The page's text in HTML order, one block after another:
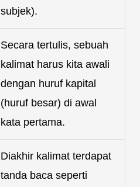
subjek).
Secara tertulis, sebuah
kalimat harus kita awali
dengan huruf kapital
(huruf besar) di awal
kata pertama.
Diakhir kalimat terdapat
tanda baca seperti